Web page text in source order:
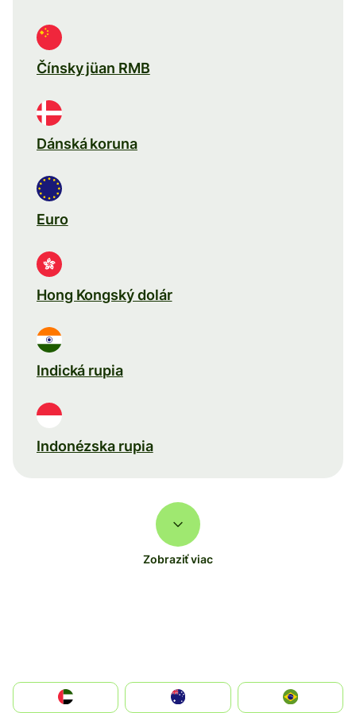
Čínsky jüan RMB
Dánská koruna
Euro
Hong Kongský dolár
Indická rupia
Indonézska rupia
Zobraziť viac
الإمارات العربية المتحدة